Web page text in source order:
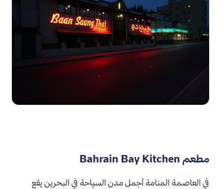
مطعم Bahrain Bay Kitchen
في العاصمة المنامة أجمل مدن السياحة في البحرين يقع